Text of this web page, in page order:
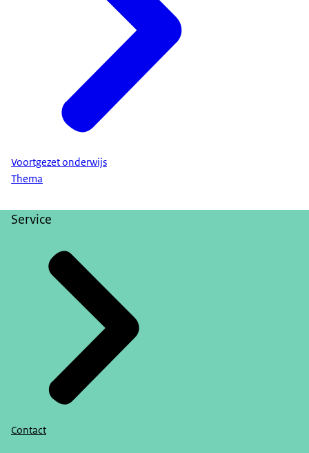
Voortgezet onderwijs
Thema
Service
Contact